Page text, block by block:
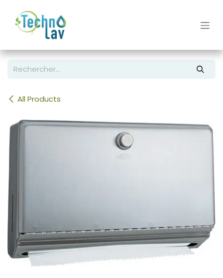
All Products